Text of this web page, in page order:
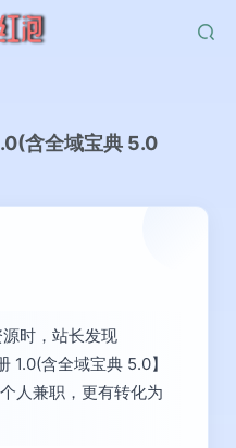
含全域宝典 5.0
时，站长发现
1.0(含全域宝典 5.0】
人兼职，更有转化为